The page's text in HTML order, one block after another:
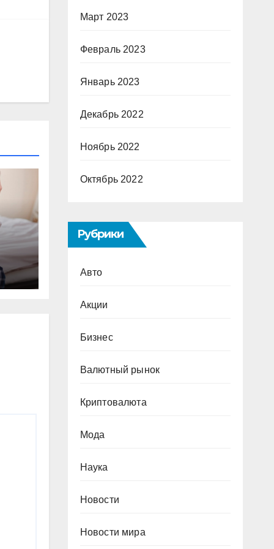
Март 2023
Февраль 2023
Январь 2023
Декабрь 2022
Ноябрь 2022
Октябрь 2022
Рубрики
Авто
Акции
Бизнес
Валютный рынок
Криптовалюта
Мода
Наука
Новости
Новости мира